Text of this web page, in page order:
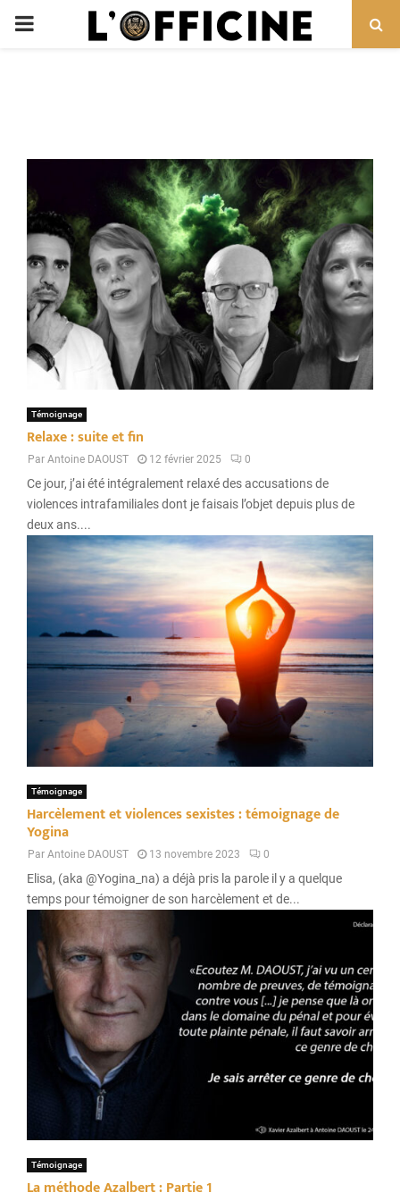
PRIMARY
Témoignage
Relaxe : suite et fin
Par Antoine DAOUST 12 février 2025 0
Ce jour, j’ai été intégralement relaxé des accusations de
violences intrafamiliales dont je faisais l’objet depuis plus de
deux ans....
Témoignage
Harcèlement et violences sexistes : témoignage de
Yogina
Par Antoine DAOUST 13 novembre 2023 0
Elisa, (aka @Yogina_na) a déjà pris la parole il y a quelque
temps pour témoigner de son harcèlement et de...
Témoignage
La méthode Azalbert : Partie 1